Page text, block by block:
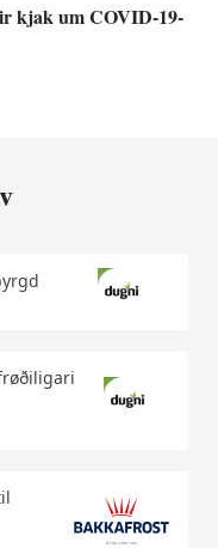
kjak um COVID-19-